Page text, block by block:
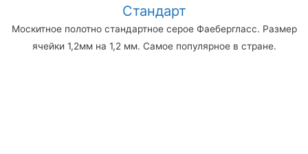
Стандарт
Москитное полотно стандартное серое Фаебергласс. Размер
ячейки 1,2мм на 1,2 мм. Самое популярное в стране.